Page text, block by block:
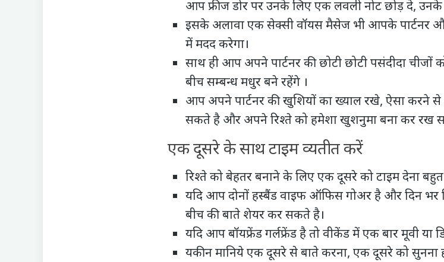
आप फ्रीज डोर पर उनके लिए एक लवली नोट छोड़ दे, उनके
इसके अलावा एक सेक्सी वॉयस मैसेज भी आपके पार्टनर
में मदद करेगा।
साथ ही आप अपने पार्टनर की छोटी छोटी पसंदीदा
बीच सम्बन्ध मधुर बने रहेंगे ।
आप अपने पार्टनर की खुशियों का ख्याल रखे, ऐसा
सकते है और अपने रिश्ते को हमेशा खुशनुमा बना कर रख
एक दूसरे के साथ टाइम व्यतीत करें
रिश्ते को बेहतर बनाने के लिए एक दूसरे को टाइम देना बहुत
यदि आप दोनों हस्बैंड वाइफ ऑफिस गोअर है और दिन
बीच की बाते शेयर कर सकते है।
यदि आप बॉयफ्रेंड गर्लफ्रेंड है तो वीकेंड में एक बार मूवी या
यकीन मानिये एक दूसरे से बाते करना, एक दूसरे को सुनना